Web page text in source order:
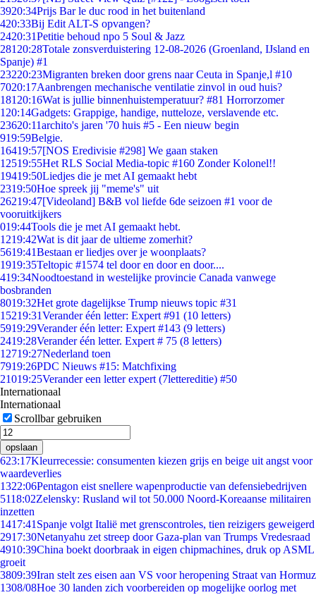
3920:34Prijs Bar le duc rood in het buitenland
420:33Bij Edit ALT-S opvangen?
2420:31Petitie behoud npo 5 Soul & Jazz
281 20:28Totale zonsverduistering 12-08-2026 (Groenland, IJsland en
Spanje) #1
23220:23Migranten breken door grens naar Ceuta in Spanje,l #10
7020:17Aanbrengen mechanische ventilatie zinvol in oud huis?
181 20:16Wat is jullie binnenhuistemperatuur? #81 Horrorzomer
1 20:14Gadgets: Grappige, handige, nutteloze, verslavende etc.
23620:11archito's jaren '70 huis #5 - Een nieuw begin
919:59Belgie.
16419:57[NOS Eredivisie #298] We gaan staken
12519:55Het RLS Social Media-topic #160 Zonder Kolonel!!
19419:50Liedjes die je met AI gemaakt hebt
2319:50Hoe spreek jij "meme's" uit
26219:47[Videoland] B&B vol liefde 6de seizoen #1 voor de
vooruitkijkers
019:44Tools die je met AI gemaakt hebt.
1219:42Wat is dit jaar de ultieme zomerhit?
5619:41Bestaan er liedjes over je woonplaats?
1919:35Teltopic #1574 tel door en door en door....
419:34Noodtoestand in westelijke provincie Canada vanwege
bosbranden
8019:32Het grote dagelijkse Trump nieuws topic #31
15219:31Verander één letter: Expert #91 (10 letters)
5919:29Verander één letter: Expert #143 (9 letters)
2419:28Verander één letter. Expert # 75 (8 letters)
12719:27Nederland toen
7919:26PDC Nieuws #15: Matchfixing
21019:25Verander een letter expert (7lettereditie) #50
Internationaal
Internationaal
Scrollbar gebruiken
opslaan
623:17Kleurrecessie: consumenten kiezen grijs en beige uit angst voor
waardeverlies
1322:06Pentagon eist snellere wapenproductie van defensiebedrijven
5118:02Zelensky: Rusland wil tot 50.000 Noord-Koreaanse militairen
inzetten
1417:41 Spanje volgt Italië met grenscontroles, tien reizigers geweigerd
2917:30Netanyahu zet streep door Gaza-plan van Trumps Vredesraad
4910:39China boekt doorbraak in eigen chipmachines, druk op ASML
groeit
3809:39Iran stelt zes eisen aan VS voor heropening Straat van Hormuz
1308/08Hoe 30 landen zich voorbereiden op mogelijke oorlog met